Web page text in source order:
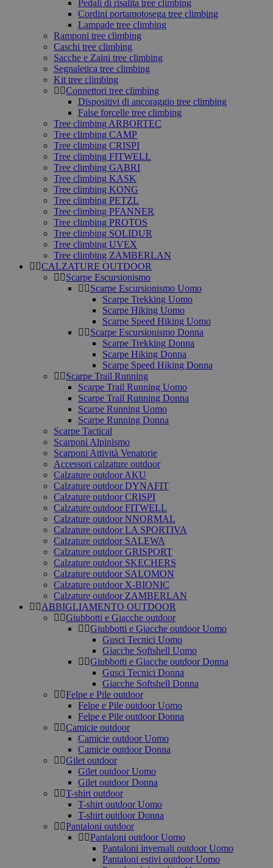
Pedali di risalita tree climbing
Cordini portamotosega tree climbing
Lampade tree climbing
Ramponi tree climbing
Caschi tree climbing
Sacche e Zaini tree climbing
Segnaletica tree climbing
Kit tree climbing
Connettori tree climbing
Dispositivi di ancoraggio tree climbing
False forcelle tree climbing
Tree climbing ARBORTEC
Tree climbing CAMP
Tree climbing CRISPI
Tree climbing FITWELL
Tree climbing GABRI
Tree climbing KASK
Tree climbing KONG
Tree climbing PETZL
Tree climbing PFANNER
Tree climbing PROTOS
Tree climbing SOLIDUR
Tree climbing UVEX
Tree climbing ZAMBERLAN
CALZATURE OUTDOOR
Scarpe Escursionismo
Scarpe Escursionismo Uomo
Scarpe Trekking Uomo
Scarpe Hiking Uomo
Scarpe Speed Hiking Uomo
Scarpe Escursionismo Donna
Scarpe Trekking Donna
Scarpe Hiking Donna
Scarpe Speed Hiking Donna
Scarpe Trail Running
Scarpe Trail Running Uomo
Scarpe Trail Running Donna
Scarpe Running Uomo
Scarpe Running Donna
Scarpe Tactical
Scarponi Alpinismo
Scarponi Attività Venatorie
Accessori calzature outdoor
Calzature outdoor AKU
Calzature outdoor DYNAFIT
Calzature outdoor CRISPI
Calzature outdoor FITWELL
Calzature outdoor NNORMAL
Calzature outdoor LA SPORTIVA
Calzature outdoor SALEWA
Calzature outdoor GRISPORT
Calzature outdoor SKECHERS
Calzature outdoor SALOMON
Calzature outdoor X-BIONIC
Calzature outdoor ZAMBERLAN
ABBIGLIAMENTO OUTDOOR
Giubbotti e Giacche outdoor
Giubbotti e Giacche outdoor Uomo
Gusci Tecnici Uomo
Giacche Softshell Uomo
Giubbotti e Giacche outdoor Donna
Gusci Tecnici Donna
Giacche Softshell Donna
Felpe e Pile outdoor
Felpe e Pile outdoor Uomo
Felpe e Pile outdoor Donna
Camicie outdoor
Camicie outdoor Uomo
Camicie outdoor Donna
Gilet outdoor
Gilet outdoor Uomo
Gilet outdoor Donna
T-shirt outdoor
T-shirt outdoor Uomo
T-shirt outdoor Donna
Pantaloni outdoor
Pantaloni outdoor Uomo
Pantaloni invernali outdoor Uomo
Pantaloni estivi outdoor Uomo